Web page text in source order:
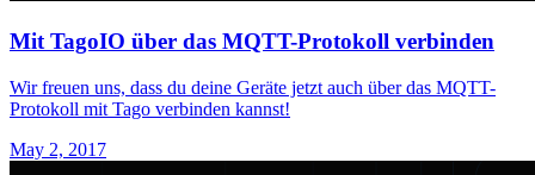
Mit TagoIO über das MQTT-Protokoll verbinden
Wir freuen uns, dass du deine Geräte jetzt auch über das MQTT-
Protokoll mit Tago verbinden kannst!
May 2, 2017